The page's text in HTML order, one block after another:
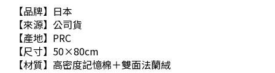
【品牌】日本
【來源】公司貨
【產地】PRC
【尺寸】50×80cm
【材質】高密度記憶棉＋雙面法蘭絨